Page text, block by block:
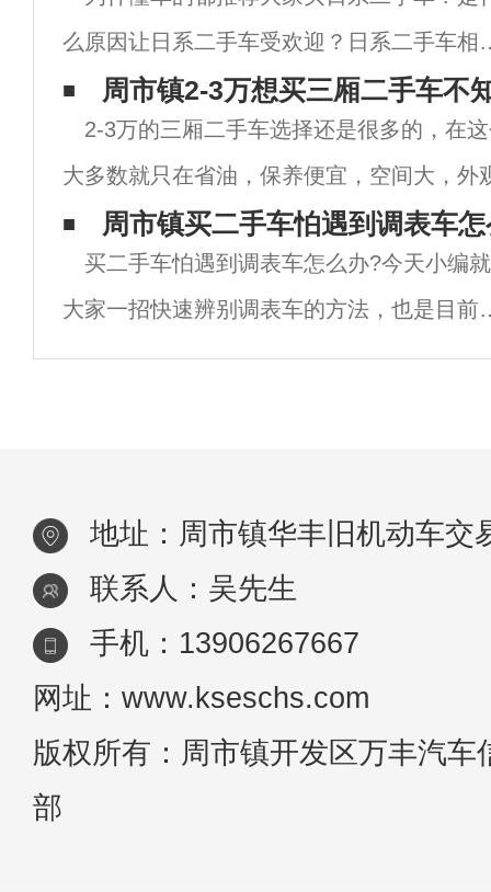
么原因让日系二手车受欢迎？日系二手车相
其他品牌的车有哪些优势呢？下面小编就来
诉大家为什么懂车的人都推荐买二手车选日
车。1.油耗低日系车是出了名的油耗低，不
周市镇2-3万想买三厢二手车不
2-3万的三厢二手车选择还是很多的，在
大多数就只在省油，保养便宜，空间大，外
龄可能有点久，不过买回家作为过渡或练手
问题，下面小编就来给大家说说2-3万买什
周市镇买二手车怕遇到调表车
买二手车怕遇到调表车怎么办?今天小编
大家一招快速辨别调表车的方法，也是目前
二手车市场上最靠谱的方法，同时也是很多
地址：周市镇华丰旧机动车交
联系人：吴先生
手机：13906267667
网址：www.kseschs.com
版权所有：周市镇开发区万丰汽车
部